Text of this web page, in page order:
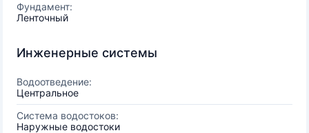
Фундамент:
Ленточный
Инженерные системы
Водоотведение:
Центральное
Система водостоков:
Наружные водостоки